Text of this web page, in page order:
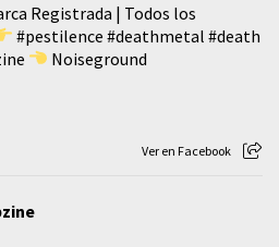
Registrada | Todos los
#pestilence #deathmetal #death
Noiseground
Ver en Facebook